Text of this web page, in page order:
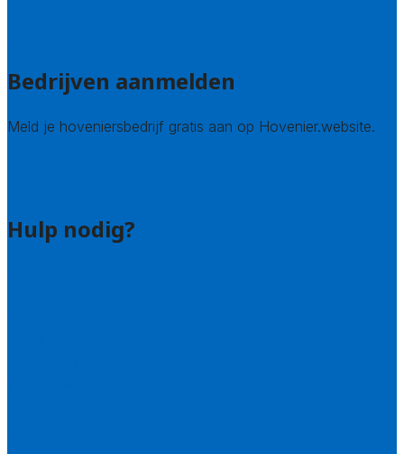
Bedrijven aanmelden
Meld je hoveniersbedrijf gratis aan op Hovenier.website.
Hulp nodig?